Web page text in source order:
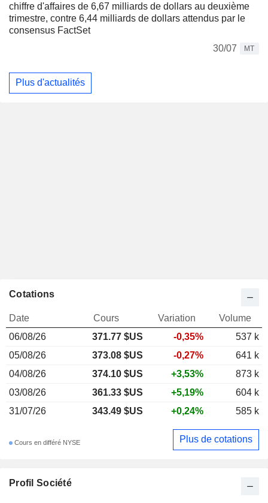
chiffre d'affaires de 6,67 milliards de dollars au deuxième
trimestre, contre 6,44 milliards de dollars attendus par le
consensus FactSet
30/07
MT
Plus d'actualités
Profil Société
Cotations
Date Cours Variation
Volume
06/08/26
371.77 $US -0,35%
537 k
05/08/26
373.08 $US -0,27%
641 k
04/08/26
374.10 $US +3,53%
873 k
03/08/26
361.33 $US +5,19%
604 k
31/07/26
343.49 $US +0,24% 585 k
Cours en différé NYSE Plus de cotations